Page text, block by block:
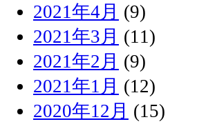
2021年4月 (9)
2021年3月 (11)
2021年2月 (9)
2021年1月 (12)
2020年12月 (15)